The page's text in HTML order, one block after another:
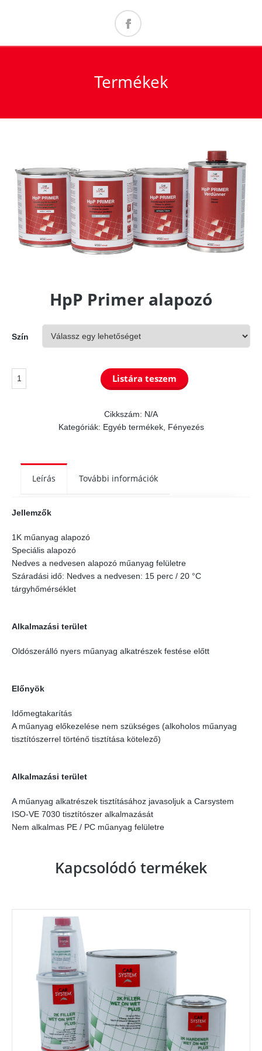
Termékek
HpP Primer alapozó
Szín
HpP
alapozó
mennyiség
Listára teszem
Cikkszám: N/A
Kategóriák: Egyéb termékek, Fényezés
Leírás További információk
Jellemzők
1K műanyag alapozó
Speciális alapozó
Nedves a nedvesen alapozó műanyag felületre
Száradási idő: Nedves a nedvesen: 15 perc / 20 °C
tárgyhőmérséklet
Alkalmazási terület
Oldószerálló nyers műanyag alkatrészek festése előtt
Előnyök
Időmegtakarítás
A műanyag előkezelése nem szükséges (alkoholos műanyag
tisztítószerrel történő tisztítása kötelező)
Alkalmazási terület
A műanyag alkatrészek tisztításához javasoljuk a Carsystem
ISO-VE 7030 tisztítószer alkalmazását
Nem alkalmas PE / PC műanyag felületre
Kapcsolódó termékek